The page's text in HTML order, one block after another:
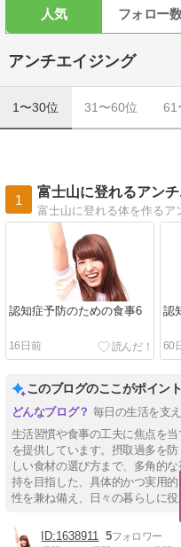
人気 フォロー
アンチエイジング
1〜30位 31〜60位 61
1
富士山に登れるアン
認知症予防のための食事6
16日前
認
60
このブログのここがポイント
毎日の生活を支
生活習慣や食事の工夫に焦点を
を提供しています。摂取過多を
しい食材の選び方まで、多角的
持を目指した、具体的かつ実用
性を兼ね備え、日々の暮らしに
1638911 5